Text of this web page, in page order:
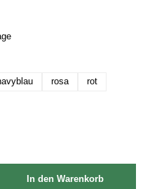
rosa
rot
In den Warenkorb